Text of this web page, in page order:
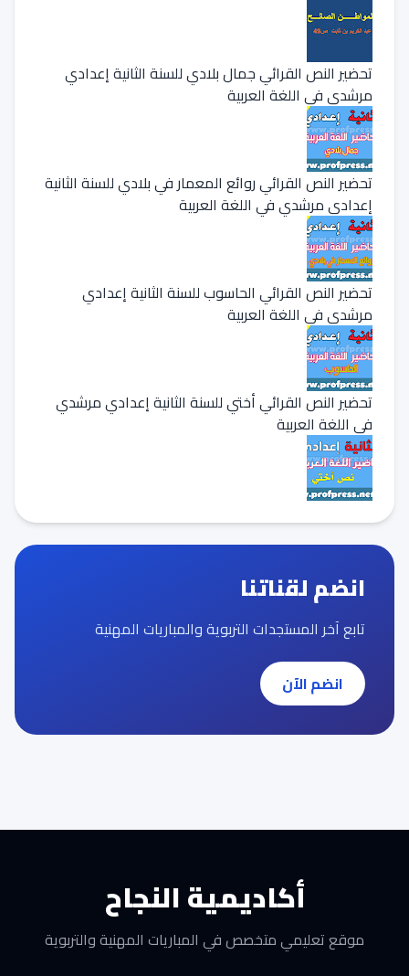
تحضير النص القرائي جمال بلادي للسنة الثانية إعدادي
مرشدي في اللغة العربية
تحضير النص القرائي روائع المعمار في بلادي للسنة الثانية
إعدادي مرشدي في اللغة العربية
تحضير النص القرائي الحاسوب للسنة الثانية إعدادي
مرشدي في اللغة العربية
تحضير النص القرائي أختي للسنة الثانية إعدادي مرشدي
في اللغة العربية
انضم لقناتنا
تابع آخر المستجدات التربوية والمباريات المهنية
انضم الآن
أكاديمية النجاح
موقع تعليمي متخصص في المباريات المهنية والتربوية